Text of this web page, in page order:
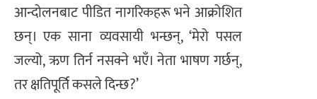
आन्दोलनबाट पीडित नागरिकहरू भने आक्रोशित
छन्। एक साना व्यवसायी भन्छन्, ‘मेरो पसल
जल्यो, ऋण तिर्न नसक्ने भएँ। नेता भाषण गर्छन्,
तर क्षतिपूर्ति कसले दिन्छ?’